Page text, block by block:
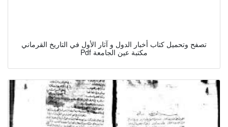
تصفح وتحميل كتاب أخبار الدول و آثار الأول في التاريخ القرماني
Pdf مكتبة عين الجامعة